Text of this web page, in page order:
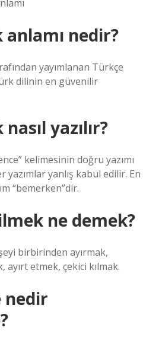
anlamı nedir?
yayımlanan Türkçe
dilinin en güvenilir
yazılır?
kelimesinin doğru yazımı
yazımlar yanlış kabul edilir. En
“bemerken”dir.
ne demek?
birbirinden ayırmak,
etmek, çekici kılmak.
nedir